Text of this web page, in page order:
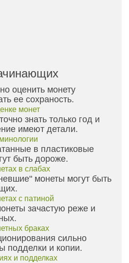
оценить монету
ее сохраность.
монет
знать только год и
имеют детали.
в пластиковые
быть дороже.
в слабах
монеты могут быть
с патиной
зачастую реже и
браках
сильно
подделки и копии.
и подделках